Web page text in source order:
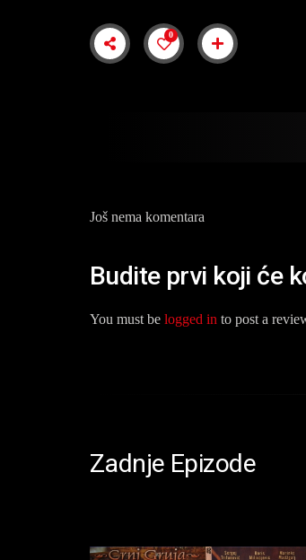
0
Još nema komentara
Budite prvi koji će
You must be logged in to post a
Zadnje Epizode